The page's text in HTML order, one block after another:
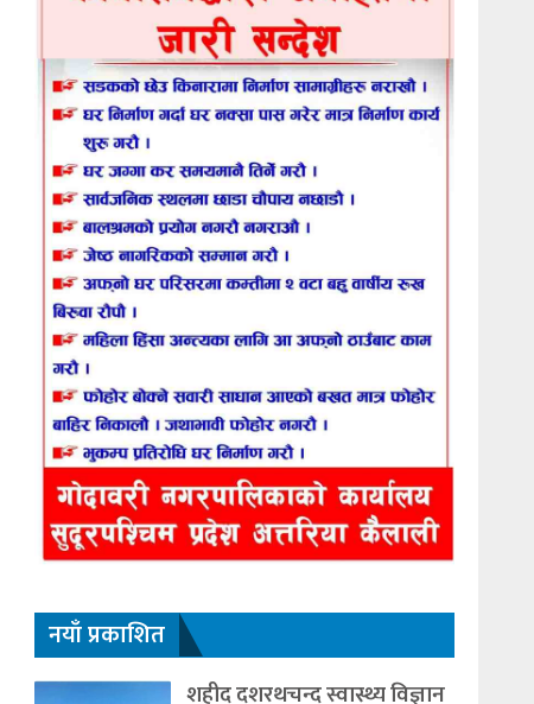
नयाँ प्रकाशित
शहीद दशरथचन्द स्वास्थ्य विज्ञान